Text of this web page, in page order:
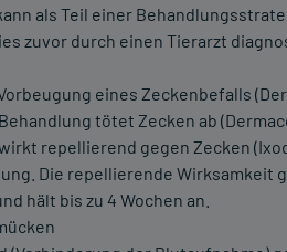
als Teil einer
zuvor durch einen Tierarzt
eines Zeckenbefalls
tötet Zecken ab
repellierend gegen Zecken
Die repellierende Wirksamkeit
hält bis zu 4 Wochen an.